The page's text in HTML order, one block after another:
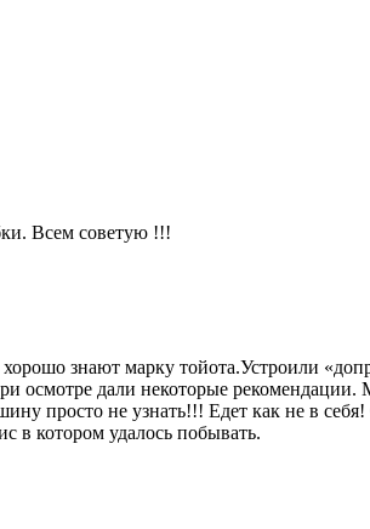
Всем советую !!!
знают марку тойота.Устроили
осмотре дали некоторые рекомендации.
просто не узнать!!! Едет как не в
в котором удалось побывать.